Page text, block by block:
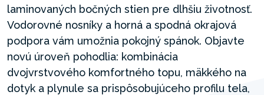
laminovaných bočných stien pre dlhšiu životnosť.
Vodorovné nosníky a horná a spodná okrajová
podpora vám umožnia pokojný spánok. Objavte
novú úroveň pohodlia: kombinácia
dvojvrstvového komfortného topu, mäkkého na
dotyk a plynule sa prispôsobujúceho profilu tela,